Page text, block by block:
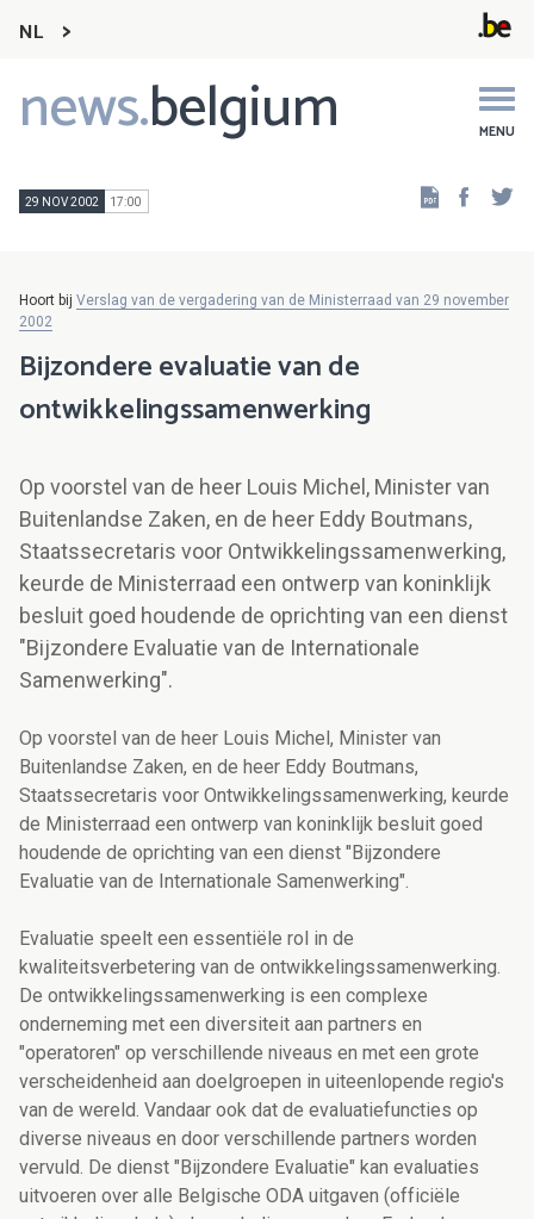
NL
news.belgium MENU
Main
navigation
29 NOV 2002 17:00
Hoort bij Verslag van de vergadering van de Ministerraad van 29 november
2002
Bijzondere evaluatie van de
ontwikkelingssamenwerking
Op voorstel van de heer Louis Michel, Minister van
Buitenlandse Zaken, en de heer Eddy Boutmans,
Staatssecretaris voor Ontwikkelingssamenwerking,
keurde de Ministerraad een ontwerp van koninklijk
besluit goed houdende de oprichting van een dienst
"Bijzondere Evaluatie van de Internationale
Samenwerking".
Op voorstel van de heer Louis Michel, Minister van
Buitenlandse Zaken, en de heer Eddy Boutmans,
Staatssecretaris voor Ontwikkelingssamenwerking, keurde
de Ministerraad een ontwerp van koninklijk besluit goed
houdende de oprichting van een dienst "Bijzondere
Evaluatie van de Internationale Samenwerking".
Evaluatie speelt een essentiële rol in de
kwaliteitsverbetering van de ontwikkelingssamenwerking.
De ontwikkelingssamenwerking is een complexe
onderneming met een diversiteit aan partners en
"operatoren" op verschillende niveaus en met een grote
verscheidenheid aan doelgroepen in uiteenlopende regio's
van de wereld. Vandaar ook dat de evaluatiefuncties op
diverse niveaus en door verschillende partners worden
vervuld. De dienst "Bijzondere Evaluatie" kan evaluaties
uitvoeren over alle Belgische ODA uitgaven (officiële